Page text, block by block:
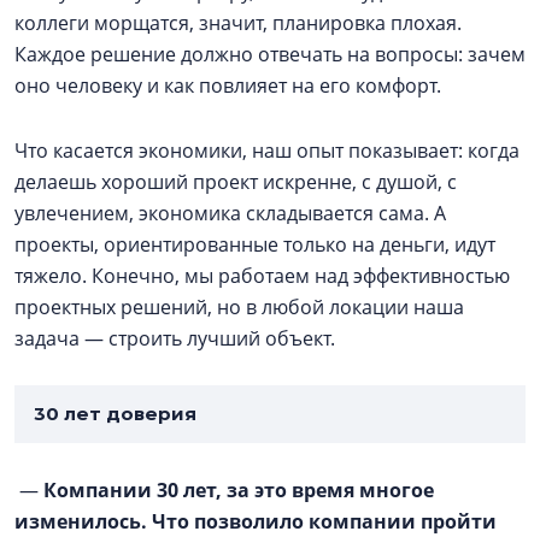
коллеги морщатся, значит, планировка плохая.
Каждое решение должно отвечать на вопросы: зачем
оно человеку и как повлияет на его комфорт.
Что касается экономики, наш опыт показывает: когда
делаешь хороший проект искренне, с душой, с
увлечением, экономика складывается сама. А
проекты, ориентированные только на деньги, идут
тяжело. Конечно, мы работаем над эффективностью
проектных решений, но в любой локации наша
задача — строить лучший объект.
30 лет доверия
— Компании 30 лет, за это время многое
изменилось. Что позволило компании пройти